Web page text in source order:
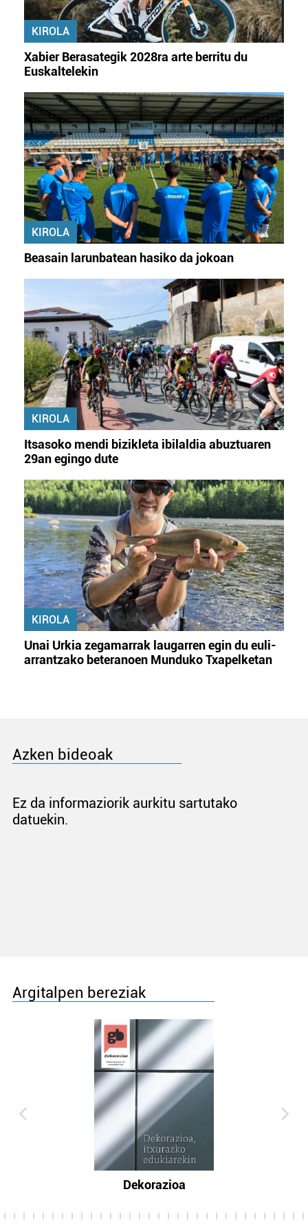
KIROLA
Xabier Berasategik 2028ra arte berritu du
Euskaltelekin
KIROLA
Beasain larunbatean hasiko da jokoan
KIROLA
Itsasoko mendi bizikleta ibilaldia abuztuaren
29an egingo dute
KIROLA
Unai Urkia zegamarrak laugarren egin du euli-
arrantzako beteranoen Munduko Txapelketan
Azken bideoak
Ez da informaziorik aurkitu sartutako
datuekin.
Argitalpen bereziak
Dekorazioa